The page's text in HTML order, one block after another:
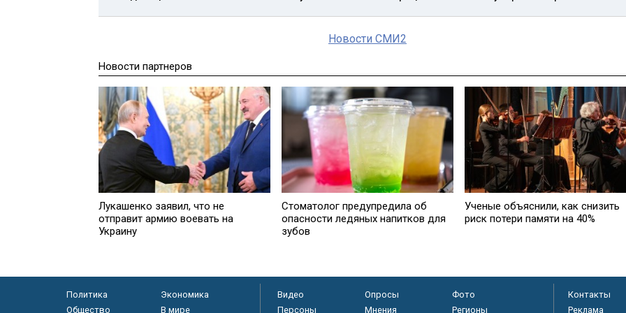
Новости СМИ2
Новости партнеров
Лукашенко заявил, что не
отправит армию воевать на
Украину
Стоматолог предупредила об
опасности ледяных напитков для
зубов
Ученые объяснили, как снизить
риск потери памяти на 40%
Политика
Экономика
Общество
В мире
Видео Опросы
Фото
Персоны
Мнения Регионы
Контакты
Реклама